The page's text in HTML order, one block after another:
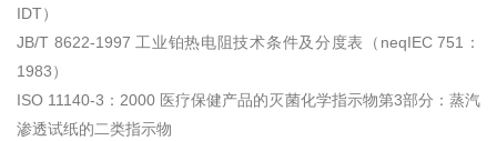
IDT）
JB/T 8622-1997 工业铂热电阻技术条件及分度表（neqIEC 751：
1983）
ISO 11140-3：2000 医疗保健产品的灭菌化学指示物第3部分：蒸汽
渗透试纸的二类指示物